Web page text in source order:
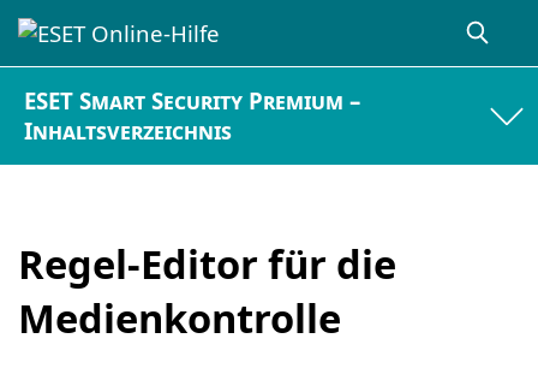
ESET Smart Security Premium –
Inhaltsverzeichnis
Regel-Editor für die
Medienkontrolle